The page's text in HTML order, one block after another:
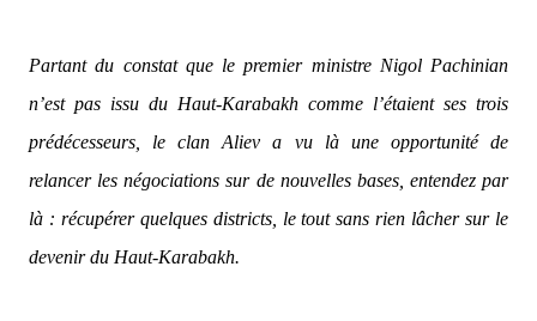
Partant du constat que le premier ministre Nigol Pachinian
n’est pas issu du Haut-Karabakh comme l’étaient ses trois
prédécesseurs, le clan Aliev a vu là une opportunité de
relancer les négociations sur de nouvelles bases, entendez par
là : récupérer quelques districts, le tout sans rien lâcher sur le
devenir du Haut-Karabakh.